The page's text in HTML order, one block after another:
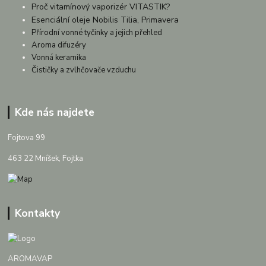
Proč vitamínový vaporizér VITASTIK?
Esenciální oleje Nobilis Tilia, Primavera
Přírodní vonné tyčinky a jejich přehled
Aroma difuzéry
Vonná keramika
Čističky a zvlhčovače vzduchu
Kde nás najdete
Fojtova 99
463 22 Mníšek, Fojtka
Kontakty
AROMAVAP